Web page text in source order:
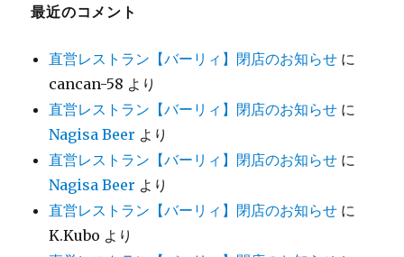
最近のコメント
直営レストラン【バーリィ】閉店のお知らせ に
cancan-58 より
直営レストラン【バーリィ】閉店のお知らせ に
Nagisa Beer より
直営レストラン【バーリィ】閉店のお知らせ に
Nagisa Beer より
直営レストラン【バーリィ】閉店のお知らせ に
K.Kubo より